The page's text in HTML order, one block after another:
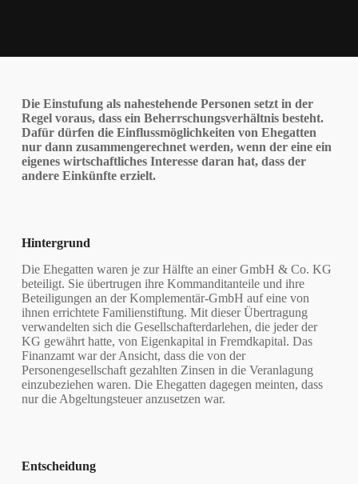
Die Einstufung als nahestehende Personen setzt in der
Regel voraus, dass ein Beherrschungsverhältnis besteht.
Dafür dürfen die Einflussmöglichkeiten von Ehegatten
nur dann zusammengerechnet werden, wenn der eine ein
eigenes wirtschaftliches Interesse daran hat, dass der
andere Einkünfte erzielt.
Hintergrund
Die Ehegatten waren je zur Hälfte an einer GmbH & Co. KG
beteiligt. Sie übertrugen ihre Kommanditanteile und ihre
Beteiligungen an der Komplementär-GmbH auf eine von
ihnen errichtete Familienstiftung. Mit dieser Übertragung
verwandelten sich die Gesellschafterdarlehen, die jeder der
KG gewährt hatte, von Eigenkapital in Fremdkapital. Das
Finanzamt war der Ansicht, dass die von der
Personengesellschaft gezahlten Zinsen in die Veranlagung
einzubeziehen waren. Die Ehegatten dagegen meinten, dass
nur die Abgeltungsteuer anzusetzen war.
Entscheidung